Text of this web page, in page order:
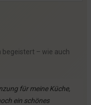
begeistert – wie auch
für meine Küche,
ein schönes